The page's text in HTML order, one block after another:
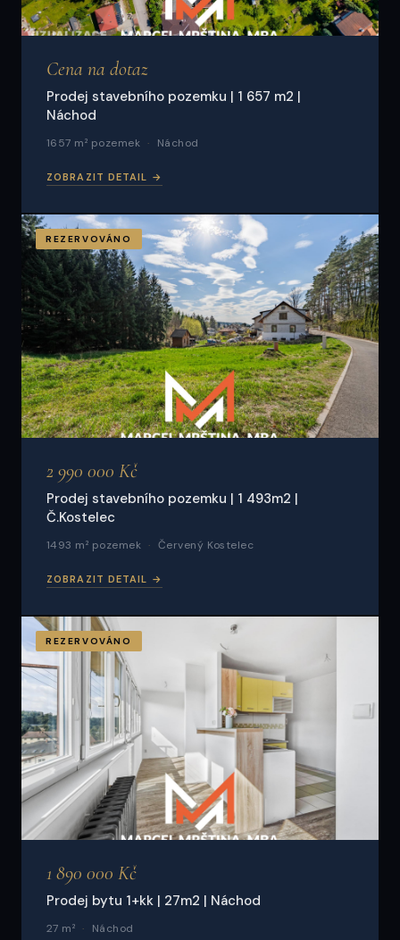
Cena na dotaz
Prodej stavebního pozemku | 1 657 m2 |
Náchod
1657 m² pozemek Náchod
ZOBRAZIT DETAIL →
REZERVOVÁNO
2 990 000 Kč
Prodej stavebního pozemku | 1 493m2 |
Č.Kostelec
1493 m² pozemek Červený Kostelec
ZOBRAZIT DETAIL →
REZERVOVÁNO
1 890 000 Kč
Prodej bytu 1+kk | 27m2 | Náchod
27 m² Náchod